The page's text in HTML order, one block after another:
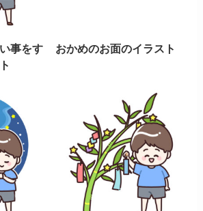
事をす
おかめのお面のイラスト